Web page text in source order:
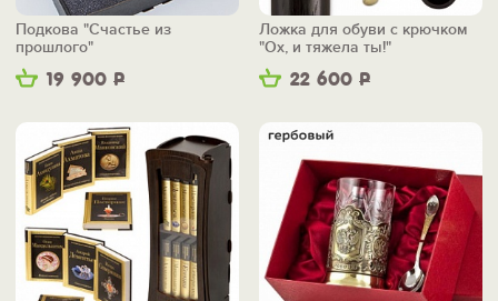
19 900 Р
Подкова "Счастье из
прошлого"
22 600 Р
Ложка для обуви с крючком
"Ох, и тяжела ты!"